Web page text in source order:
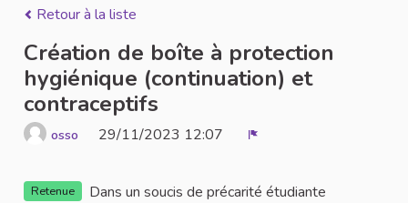
Retour à la liste
Création de boîte à protection
hygiénique (continuation) et
contraceptifs
osso 29/11/2023 12:07
Retenue
Dans un soucis de précarité étudiante